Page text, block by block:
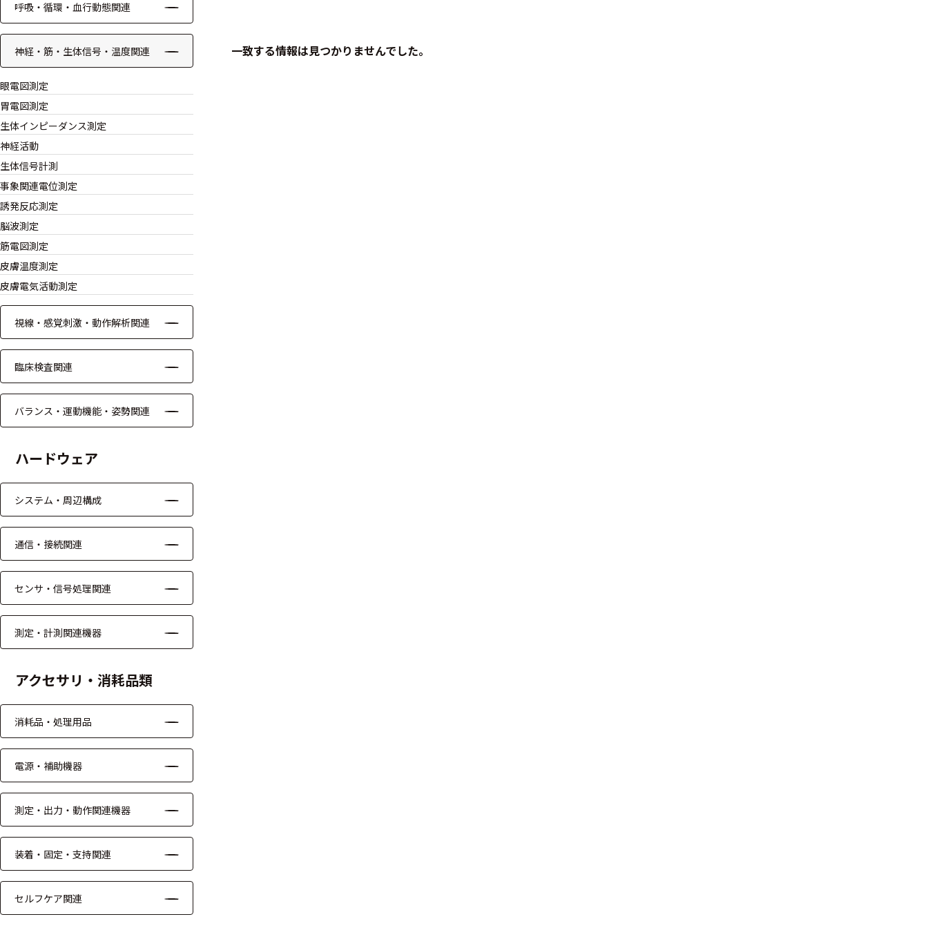
リード線
テレメー
スイッチ
センサ・信号処
理関連
センサ
モジュー
ル
フィルタ
ソフトウ
測定・計測関連
機器
ゴニオメ
アイトラ
プローブ
計測機器
トランス
選
択
し
た
条
件
を
ク
698
を
す
呼吸・循環・血行動態関連
神経・筋・生体信号・温度関連
眼電図測定
胃電図測定
生体インピーダンス測定
神経活動
生体信号計測
事象関連電位測定
誘発反応測定
脳波測定
筋電図測定
皮膚温度測定
皮膚電気活動測定
視線・感覚刺激・動作解析関連
臨床検査関連
バランス・運動機能・姿勢関連
ハードウェア
システム・周辺構成
通信・接続関連
センサ・信号処理関連
測定・計測関連機器
アクセサリ・消耗品類
消耗品・処理用品
電源・補助機器
測定・出力・動作関連機器
装着・固定・支持関連
セルフケア関連
一致する情報は見つかりませんでした。